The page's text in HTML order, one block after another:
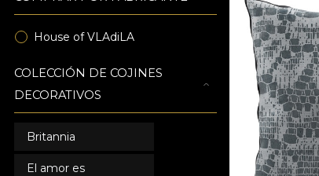
House of VLAdiLA
COLECCIÓN DE COJINES
DECORATIVOS
Britannia
El amor es